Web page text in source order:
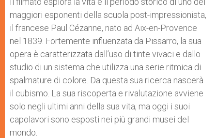
maggiori esponenti della scuola post-impressionista,
il francese Paul Cézanne, nato ad Aix-en-Provence
nel 1839. Fortemente influenzata da Pissarro, la sua
opera è caratterizzata dall’uso di tinte vivaci e dallo
studio di un sistema che utilizza una serie ritmica di
spalmature di colore. Da questa sua ricerca nascerà
il cubismo. La sua riscoperta e rivalutazione avviene
solo negli ultimi anni della sua vita, ma oggi i suoi
capolavori sono esposti nei più grandi musei del
mondo.